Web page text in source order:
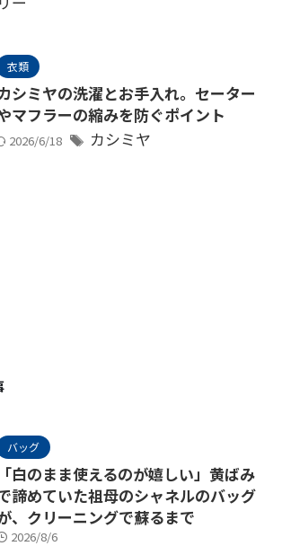
衣類
シミヤの洗濯とお手入れ。セーター
マフラーの縮みを防ぐポイント
2026/6/18 カシミヤ
バッグ
「白のまま使えるのが嬉しい」黄ばみ
諦めていた祖母のシャネルのバッグ
、クリーニングで蘇るまで
2026/8/6